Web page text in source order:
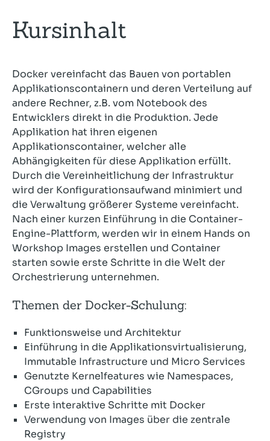
Kursinhalt
Docker vereinfacht das Bauen von portablen
Applikationscontainern und deren Verteilung auf
andere Rechner, z.B. vom Notebook des
Entwicklers direkt in die Produktion. Jede
Applikation hat ihren eigenen
Applikationscontainer, welcher alle
Abhängigkeiten für diese Applikation erfüllt.
Durch die Vereinheitlichung der Infrastruktur
wird der Konfigurationsaufwand minimiert und
die Verwaltung größerer Systeme vereinfacht.
Nach einer kurzen Einführung in die Container-
Engine-Plattform, werden wir in einem Hands on
Workshop Images erstellen und Container
starten sowie erste Schritte in die Welt der
Orchestrierung unternehmen.
Themen der Docker-Schulung:
Funktionsweise und Architektur
Einführung in die Applikationsvirtualisierung,
Immutable Infrastructure und Micro Services
Genutzte Kernelfeatures wie Namespaces,
CGroups und Capabilities
Erste interaktive Schritte mit Docker
Verwendung von Images über die zentrale
Registry